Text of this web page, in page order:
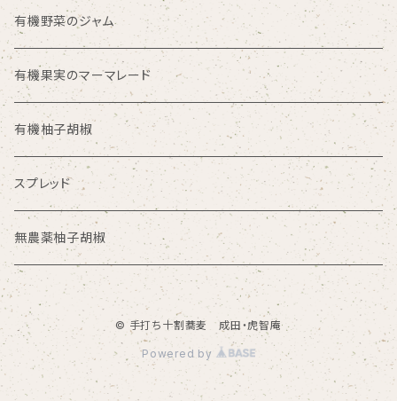
有機野菜のジャム
有機果実のマーマレード
有機柚子胡椒
スプレッド
無農薬柚子胡椒
© 手打ち十割蕎麦 成田・虎智庵
Powered by